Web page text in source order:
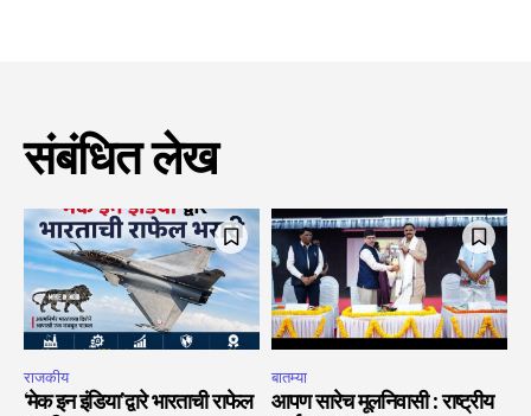
संबंधित लेख
राजकीय
‘मेक इन इंडिया’द्वारे भारताची राफेल
बातम्या
आपण सारेच मूलनिवासी : राष्ट्रीय